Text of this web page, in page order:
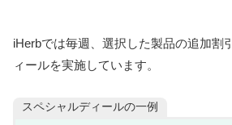
iHerbでは毎週、選択した製品の追加割
ィールを実施しています。
スペシャルディールの一例